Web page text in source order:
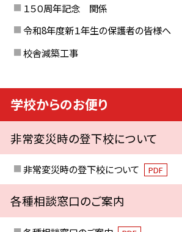
１５０周年記念 関係
令和8年度新１年生の保護者の皆様へ
校舎減築工事
学校からのお便り
非常変災時の登下校について
非常変災時の登下校について PDF
各種相談窓口のご案内